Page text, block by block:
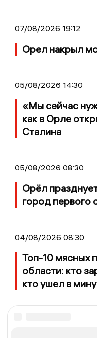
07/08/2026 19:12
Орел накрыл
05/08/2026 14:30
«Мы сейчас
как в Орле
Сталина
05/08/2026 08:30
Орёл
город первого
04/08/2026 08:30
Топ-10 мясных
области: кто
кто ушел в